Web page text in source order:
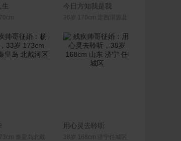
联系Ta
生 联系Ta
今日方知我是我
36岁 170cm 定西渭源县
秦皇岛北戴
联系Ta
用心灵去聆听
38岁 168cm 济宁任城区